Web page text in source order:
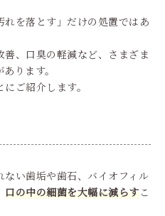
を落とす」だけの処置ではあ
、口臭の軽減など、さまざま
ります。
ご紹介します。
い歯垢や歯石、バイオフィル
口の中の細菌を大幅に減らす こ